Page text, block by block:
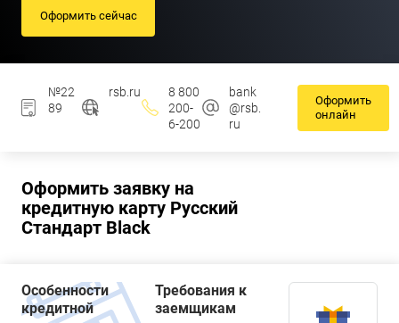
Оформить сейчас
№22
89
rsb.ru
8 800
200-
6-200
bank
@rsb.
ru
Оформить
онлайн
Оформить заявку на
кредитную карту Русский
Стандарт Black
Особенности
кредитной
Требования к
заемщикам